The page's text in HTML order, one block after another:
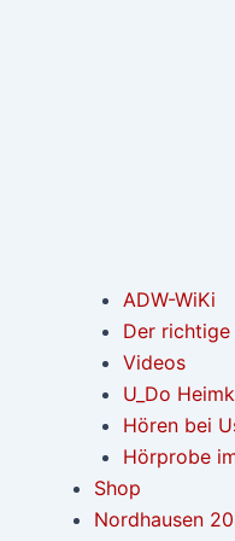
ADW-WiKi
Der
Videos
U_Do
Hören bei
Hörprobe
Shop
Nordhausen